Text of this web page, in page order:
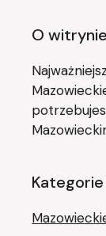
O witrynie
Kategorie